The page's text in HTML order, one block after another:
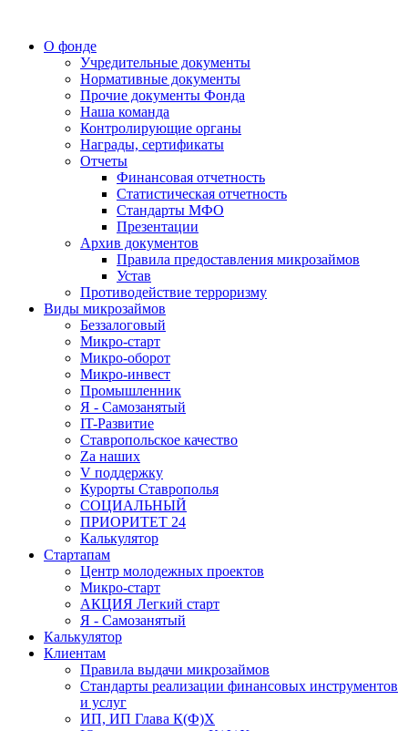
О фонде
Учредительные документы
Нормативные документы
Прочие документы Фонда
Наша команда
Контролирующие органы
Награды, сертификаты
Отчеты
Финансовая отчетность
Статистическая отчетность
Стандарты МФО
Презентации
Архив документов
Правила предоставления микрозаймов
Устав
Противодействие терроризму
Виды микрозаймов
Беззалоговый
Микро-старт
Микро-оборот
Микро-инвест
Промышленник
Я - Самозанятый
IT-Развитие
Ставропольское качество
Za наших
V поддержку
Курорты Ставрополья
СОЦИАЛЬНЫЙ
ПРИОРИТЕТ 24
Калькулятор
Стартапам
Центр молодежных проектов
Микро-старт
АКЦИЯ Легкий старт
Я - Самозанятый
Калькулятор
Клиентам
Правила выдачи микрозаймов
Стандарты реализации финансовых инструментов
и услуг
ИП, ИП Глава К(Ф)Х